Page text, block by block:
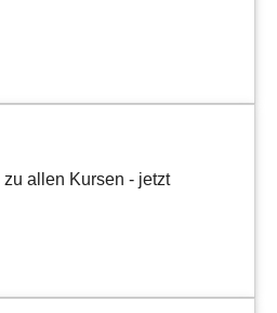
allen Kursen - jetzt